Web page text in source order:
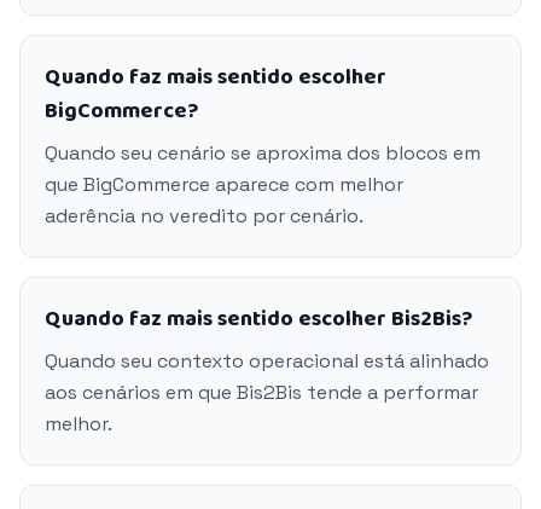
Quando faz mais sentido escolher
BigCommerce?
Quando seu cenário se aproxima dos blocos em
que BigCommerce aparece com melhor
aderência no veredito por cenário.
Quando faz mais sentido escolher Bis2Bis?
Quando seu contexto operacional está alinhado
aos cenários em que Bis2Bis tende a performar
melhor.